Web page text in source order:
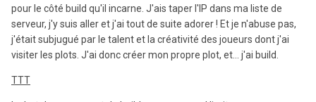
pour le côté build qu'il incarne. J'ais taper l'IP dans ma liste de
serveur, j'y suis aller et j'ai tout de suite adorer ! Et je n'abuse pas,
j'était subjugué par le talent et la créativité des joueurs dont j'ai
visiter les plots. J'ai donc créer mon propre plot, et... j'ai build.
TTT